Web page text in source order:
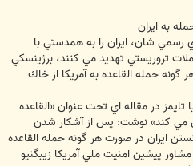
به ايران
رسمي شان، ايران را به همدستي با
تروريستي تهديد مي كنند، برژينسكي
حمله القاعده به آمريكا از خاك
تايمز در مقاله اي تحت عنوان «القاعده
مي كند» نوشت: پس از آشكار شدن
ايران در صورت هر گونه حمله القاعده
پيشين امنيت ملي آمريكا زيبگنيو